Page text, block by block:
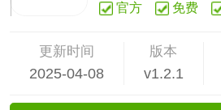
官方 免费
更新时间
2025-04-08
版本
v1.2.1